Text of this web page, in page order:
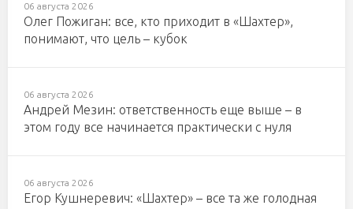
06 августа 2026
Олег Пожиган: все, кто приходит в «Шахтер»,
понимают, что цель – кубок
06 августа 2026
Андрей Мезин: ответственность еще выше – в
этом году все начинается практически с нуля
06 августа 2026
Егор Кушнеревич: «Шахтер» – все та же голодная